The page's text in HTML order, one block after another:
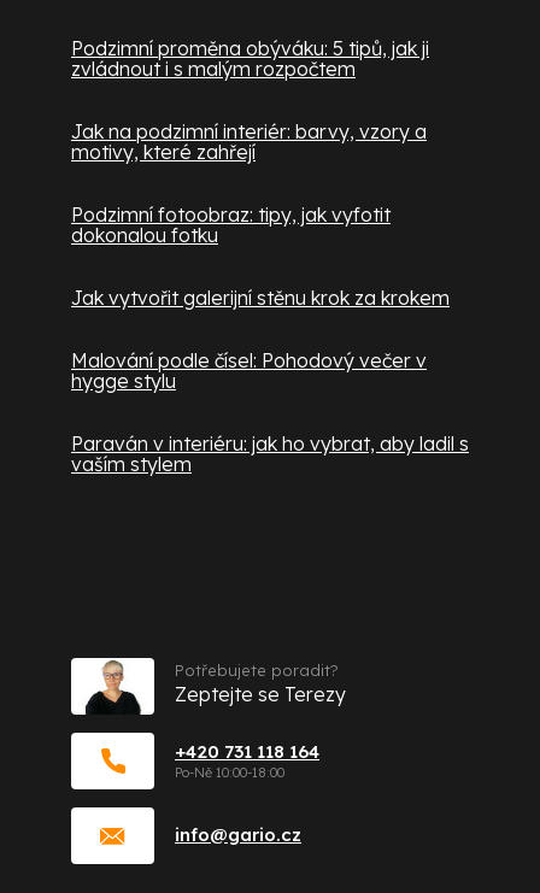
Podzimní proměna obýváku: 5 tipů, jak ji
zvládnout i s malým rozpočtem
Jak na podzimní interiér: barvy, vzory a
motivy, které zahřejí
Podzimní fotoobraz: tipy, jak vyfotit
dokonalou fotku
Jak vytvořit galerijní stěnu krok za krokem
Malování podle čísel: Pohodový večer v
hygge stylu
Paraván v interiéru: jak ho vybrat, aby ladil s
vaším stylem
info@gario.cz
+420 731 118 164
Potřebujete poradit?
Zeptejte se Terezy